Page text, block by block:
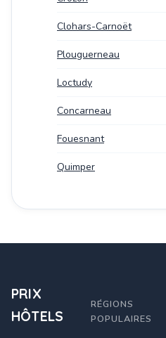
Clohars-Carnoët
Plouguerneau
Loctudy
Concarneau
Fouesnant
Quimper
PRIX
HÔTELS
RÉGIONS
POPULAIRES